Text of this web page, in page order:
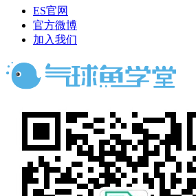
ES官网
官方微博
加入我们